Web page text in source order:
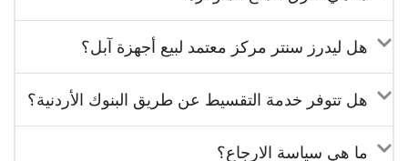
هل ليدرز سنتر مركز معتمد لبيع أجهزة آبل؟
هل تتوفر خدمة التقسيط عن طريق البنوك الأردنية؟
ما هي سياسة الارجاع؟